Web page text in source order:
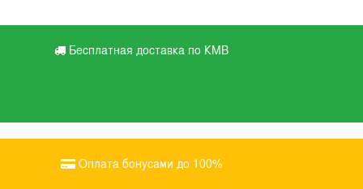
Бесплатная доставка по КМВ
Оплата бонусами до 100%